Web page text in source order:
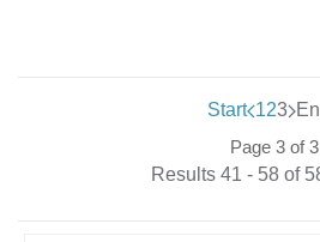
Start 123
Page 3 of 3
Results 41 - 58 of